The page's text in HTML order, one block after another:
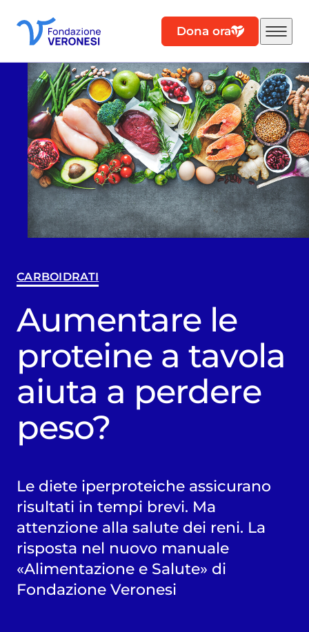
Dona ora
CARBOIDRATI
Aumentare le
proteine a tavola
aiuta a perdere
peso?
Le diete iperproteiche assicurano
risultati in tempi brevi. Ma
attenzione alla salute dei reni. La
risposta nel nuovo manuale
«Alimentazione e Salute» di
Fondazione Veronesi